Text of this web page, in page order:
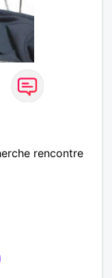
rencontre